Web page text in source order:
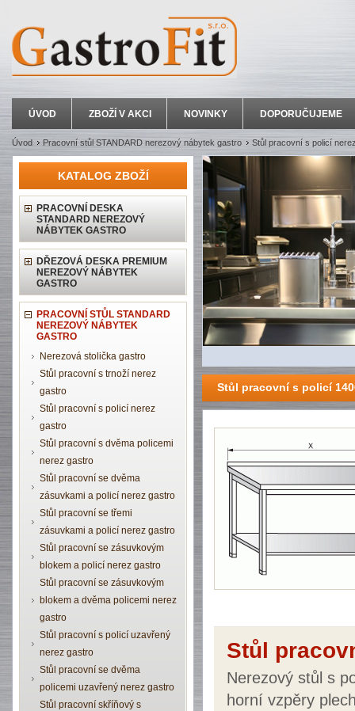
ÚVOD ZBOŽÍ V AKCI NOVINKY DOPORUČUJEME
Úvod Pracovní stůl STANDARD nerezový nábytek gastro Stůl pracovní s policí
KATALOG ZBOŽÍ
PRACOVNÍ DESKA
STANDARD NEREZOVÝ
NÁBYTEK GASTRO
DŘEZOVÁ DESKA PREMIUM
NEREZOVÝ NÁBYTEK
GASTRO
PRACOVNÍ STŮL STANDARD
NEREZOVÝ NÁBYTEK
GASTRO
Nerezová stolička gastro
Stůl pracovní s trnoží nerez
gastro
Stůl pracovní s policí nerez
gastro
Stůl pracovní s dvěma policemi
nerez gastro
Stůl pracovní se dvěma
zásuvkami a policí nerez gastro
Stůl pracovní se třemi
zásuvkami a policí nerez gastro
Stůl pracovní se zásuvkovým
blokem a policí nerez gastro
Stůl pracovní se zásuvkovým
blokem a dvěma policemi nerez
gastro
Stůl pracovní s policí uzavřený
nerez gastro
Stůl pracovní se dvěma
policemi uzavřený nerez gastro
Stůl pracovní skříňový s
Stůl pracovní s policí
Stůl
Nerezový stůl s
horní vzpěry